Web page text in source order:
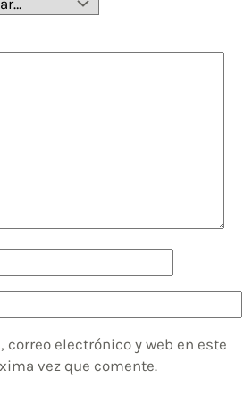
correo electrónico y web en este
vez que comente.